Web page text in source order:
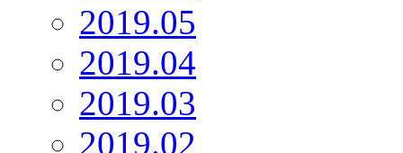
2019.05
2019.04
2019.03
2019.02